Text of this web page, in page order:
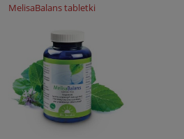
MelisaBalans tabletki